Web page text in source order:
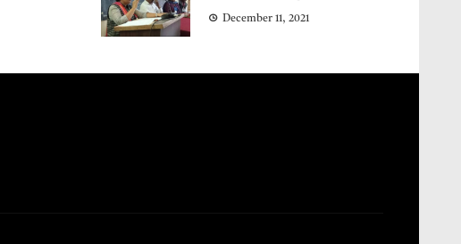
December 11, 2021